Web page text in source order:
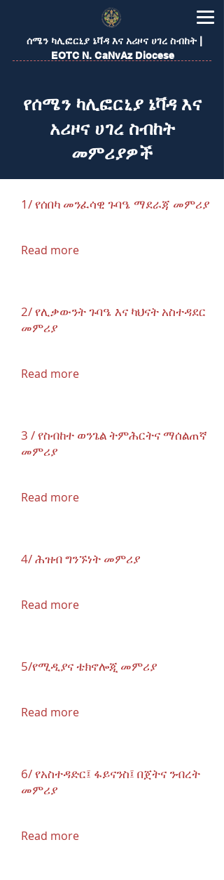
​ሰሜን ካሊፎርኒያ ኔቫዳ እና አሪዞና ሀገረ ስብከት |
EOTC N. CaNvAz Diocese
​የሰሜን ካሊፎርኒያ ኔቫዳ እና
አሪዞና ሀገረ ስብከት
መምሪያዎች
1/ የሰበካ መንፈሳዊ ጉባዔ ማደራጃ መምሪያ
Read more
2/ የሊቃውንት ጉባዔ እና ካህናት አስተዳደር
መምሪያ
Read more
3 / የስብከተ ወንጌል ትምሕርትና ማሰልጠኛ
መምሪያ
Read more
4/ ሕዝብ ግንኙነት መምሪያ
Read more
5/የሚዲያና ቴክኖሎጂ መምሪያ
Read more
6/ የአስተዳድር፤ ፋይናንስ፤ በጀትና ንብረት
መምሪያ
Read more